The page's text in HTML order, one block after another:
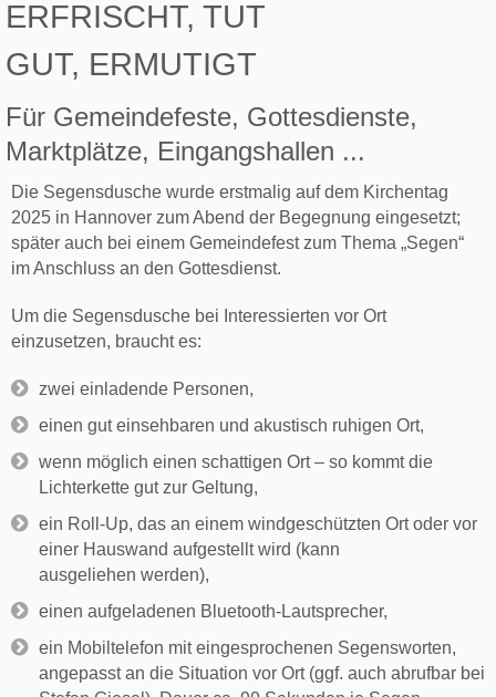
ERFRISCHT, TUT
GUT, ERMUTIGT
Für Gemeindefeste, Gottesdienste,
Marktplätze, Eingangshallen ...
Die Segensdusche wurde erstmalig auf dem Kirchentag
2025 in Hannover zum Abend der Begegnung eingesetzt;
später auch bei einem Gemeindefest zum Thema „Segen“
im Anschluss an den Gottesdienst.
Um die Segensdusche bei Interessierten vor Ort
einzusetzen, braucht es:
zwei einladende Personen,
einen gut einsehbaren und akustisch ruhigen Ort,
wenn möglich einen schattigen Ort – so kommt die
Lichterkette gut zur Geltung,
ein Roll-Up, das an einem windgeschützten Ort oder vor
einer Hauswand aufgestellt wird (kann
ausgeliehen werden),
einen aufgeladenen Bluetooth-Lautsprecher,
ein Mobiltelefon mit eingesprochenen Segensworten,
angepasst an die Situation vor Ort (ggf. auch abrufbar bei